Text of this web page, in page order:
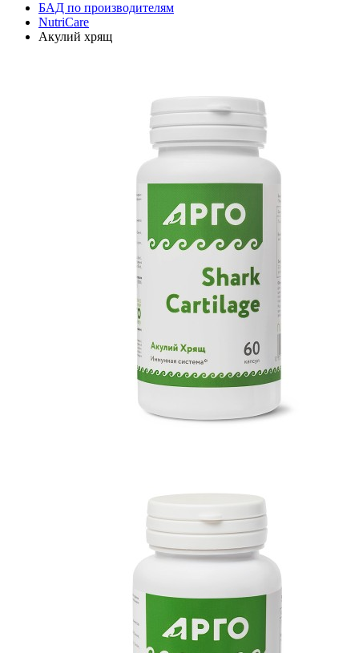
БАД по производителям
NutriCare
Акулий хрящ